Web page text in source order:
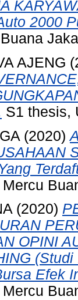
2000
AJENG
S1 thesis,
(2020)
(2020)
OPINI
Efek